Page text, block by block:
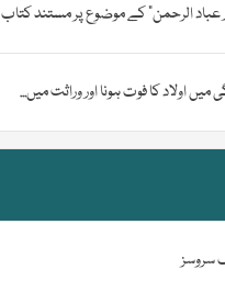
اور عباد الرحمن” کے موضوع پر مستند کتاب
اولاد کا فوت ہونا اور وراثت میں...
سروسز